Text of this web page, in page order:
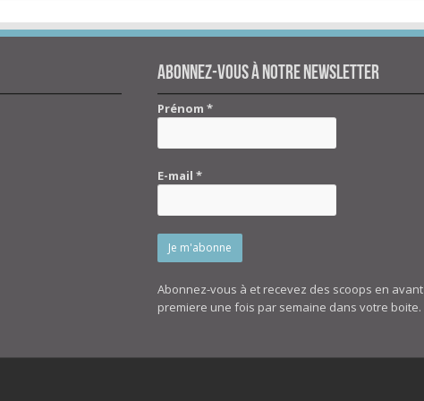
Abonnez-vous à notre newsletter
Prénom*
E-mail*
Abonnez-vous à et recevez des scoops en avant
premiere une fois par semaine dans votre boite.